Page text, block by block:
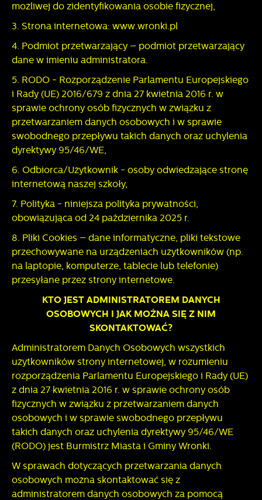
możliwej do zidentyfikowania osobie fizycznej,
3. Strona internetowa: www.wronki.pl
4. Podmiot przetwarzający – podmiot przetwarzający
dane w imieniu administratora.
5. RODO - Rozporządzenie Parlamentu Europejskiego
i Rady (UE) 2016/679 z dnia 27 kwietnia 2016 r. w
sprawie ochrony osób fizycznych w związku z
przetwarzaniem danych osobowych i w sprawie
swobodnego przepływu takich danych oraz uchylenia
dyrektywy 95/46/WE,
6. Odbiorca/Użytkownik - osoby odwiedzające stronę
internetową naszej szkoły,
7. Polityka - niniejsza polityka prywatności,
obowiązująca od 24 października 2025 r.
8. Pliki Cookies – dane informatyczne, pliki tekstowe
przechowywane na urządzeniach użytkowników (np.
na laptopie, komputerze, tablecie lub telefonie)
przesyłane przez strony internetowe.
KTO JEST ADMINISTRATOREM DANYCH
OSOBOWYCH I JAK MOŻNA SIĘ Z NIM
SKONTAKTOWAĆ?
Administratorem Danych Osobowych wszystkich
użytkowników strony internetowej, w rozumieniu
rozporządzenia Parlamentu Europejskiego i Rady (UE)
z dnia 27 kwietnia 2016 r. w sprawie ochrony osób
fizycznych w związku z przetwarzaniem danych
osobowych i w sprawie swobodnego przepływu
takich danych oraz uchylenia dyrektywy 95/46/WE
(RODO) jest Burmistrz Miasta i Gminy Wronki.
W sprawach dotyczących przetwarzania danych
osobowych można skontaktować się z
administratorem danych osobowych za pomocą